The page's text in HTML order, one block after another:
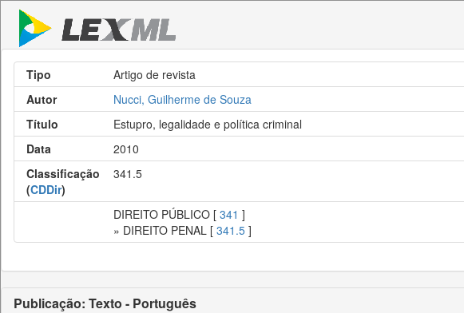
Tipo
Artigo de revista
Autor
Nucci, Guilherme de Souza
Título
Estupro, legalidade e política criminal
Data
2010
Classificação
(CDDir)
341.5
DIREITO PÚBLICO [ 341 ]
» DIREITO PENAL [ 341.5 ]
Publicação: Texto - Português